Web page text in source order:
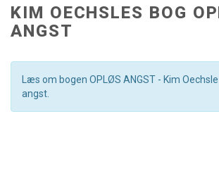
KIM OECHSLES BOG
ANGST
Læs om bogen OPLØS ANGST - Kim
angst.